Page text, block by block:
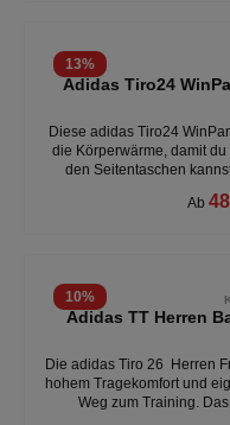
13%
Adidas Tiro24
Diese adidas Tiro24
die Körperwärme, damit
den Seitentaschen
neues Level. - regulärAb
10%
Adidas TT Herren
Die adidas Tiro 26 Herren
hohem Tragekomfort und
Weg zum Training.